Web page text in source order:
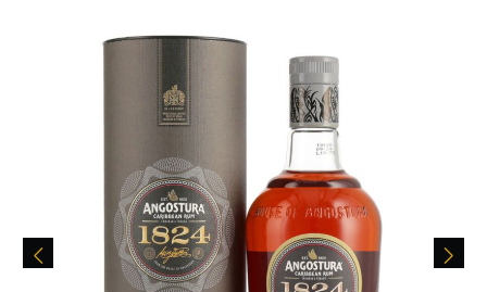
Bildergalerie überspringen